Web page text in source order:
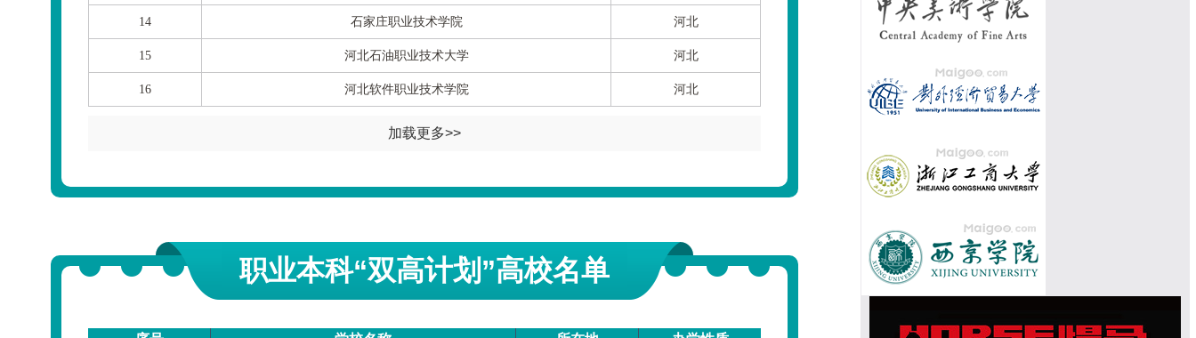
14 石家庄职业技术学院 河北
15 河北石油职业技术大学 河北
16 河北软件职业技术学院 河北
加载更多>>
职业本科“双高计划”高校名单